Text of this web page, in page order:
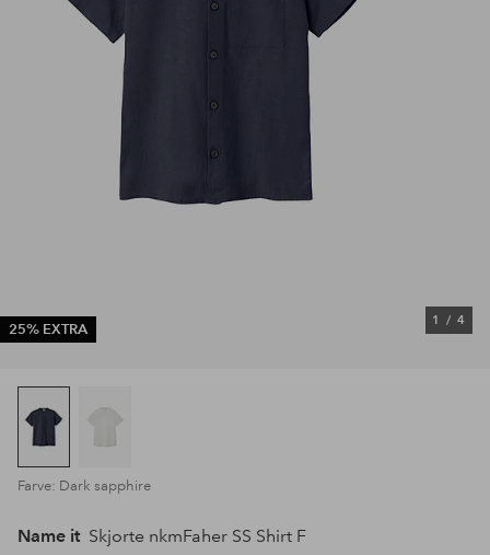
25% EXTRA
1 / 4
Farve: Dark sapphire
Name it Skjorte nkmFaher SS Shirt F